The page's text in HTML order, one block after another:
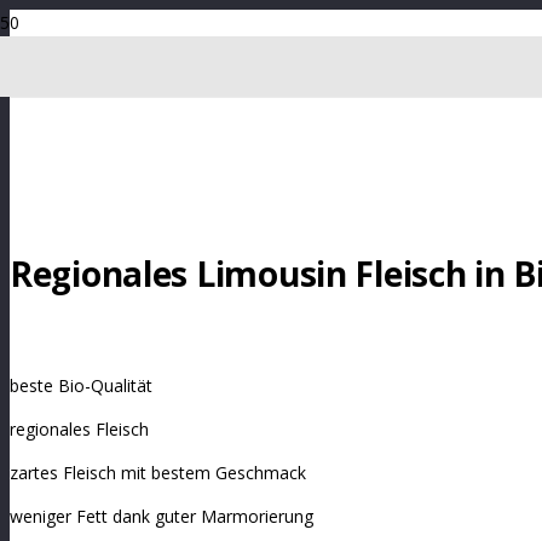
Regionales Limousin Fleisch in
beste Bio-Qualität
regionales Fleisch
zartes Fleisch mit bestem Geschmack
weniger Fett dank guter Marmorierung